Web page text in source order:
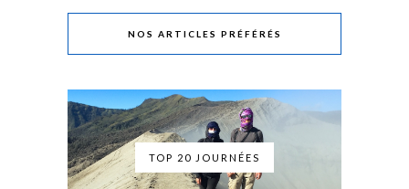
NOS ARTICLES PRÉFÉRÉS
TOP 20 JOURNÉES